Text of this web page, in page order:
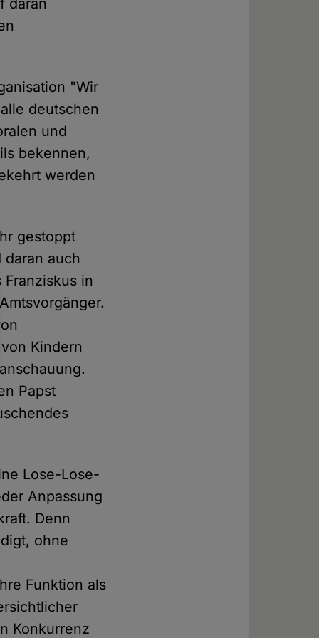
daran
"Wir
deutschen
und
bekennen,
werden
gestoppt
auch
in
Kindern
Papst
Lose-Lose-
Anpassung
Denn
ohne
Funktion als
Konkurrenz